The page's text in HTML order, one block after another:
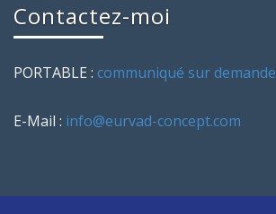
Contactez-moi
PORTABLE : communiqué sur demande
E-Mail : info@eurvad-concept.com